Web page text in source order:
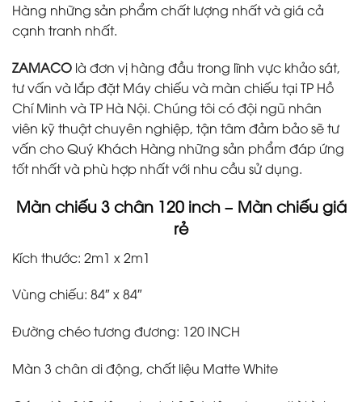
Hàng những sản phẩm chất lượng nhất và giá cả
cạnh tranh nhất.
ZAMACO là đơn vị hàng đầu trong lĩnh vực khảo sát,
tư vấn và lắp đặt Máy chiếu và màn chiếu tại TP Hồ
Chí Minh và TP Hà Nội. Chúng tôi có đội ngũ nhân
viên kỹ thuật chuyên nghiệp, tận tâm đảm bảo sẽ tư
vấn cho Quý Khách Hàng những sản phẩm đáp ứng
tốt nhất và phù hợp nhất với nhu cầu sử dụng.
Màn chiếu 3 chân 120 inch – Màn chiếu giá
rẻ
Kích thước: 2m1 x 2m1
Vùng chiếu: 84″ x 84″
Đường chéo tương đương: 120 INCH
Màn 3 chân di động, chất liệu Matte White